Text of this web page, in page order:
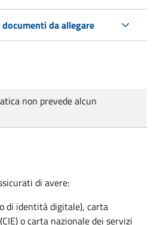
da allegare
non prevede alcun
di avere:
di identità digitale), carta
o carta nazionale dei servizi